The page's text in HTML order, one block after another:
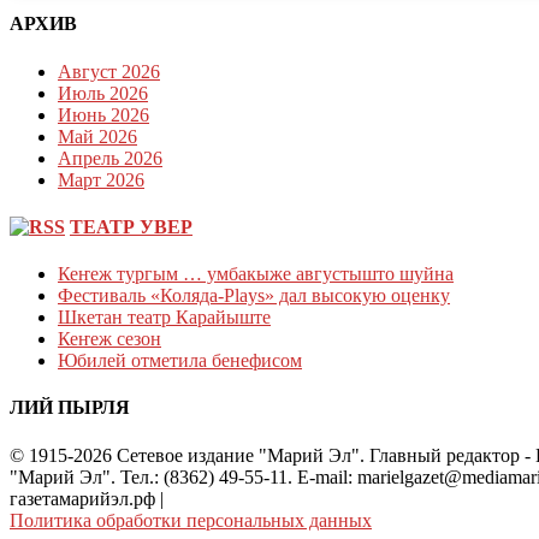
АРХИВ
Август 2026
Июль 2026
Июнь 2026
Май 2026
Апрель 2026
Март 2026
ТЕАТР УВЕР
Кеҥеж тургым … умбакыже августышто шуйна
Фестиваль «Коляда-Plays» дал высокую оценку
Шкетан театр Карайыште
Кеҥеж сезон
Юбилей отметила бенефисом
ЛИЙ ПЫРЛЯ
© 1915-2026 Сетевое издание "Марий Эл". Главный редактор
"Марий Эл". Тел.: (8362) 49-55-11. E-mail:
газетамарийэл.рф |
Политика обработки персональных данных